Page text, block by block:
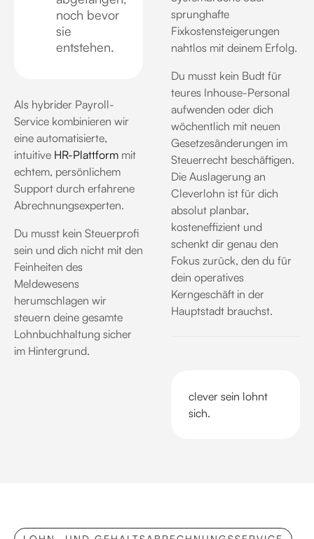
noch bevor
sie
entstehen.
Als hybrider Payroll-
Service kombinieren wir
eine automatisierte,
intuitive HR-Plattformmit
echtem, persönlichem
Support durch erfahrene
Abrechnungsexperten.
Du musst kein Steuerprofi
sein und dich nicht mit den
Feinheiten des
Meldewesens
herumschlagen wir
steuern deine gesamte
Lohnbuchhaltung sicher
im Hintergrund.
sprunghafte
Fixkostensteigerungen
nahtlos mit deinem Erfolg.
Du musst kein Budt für
teures Inhouse-Personal
aufwenden oder dich
wöchentlich mit neuen
Gesetzesänderungen im
Steuerrecht beschäftigen.
Die Auslagerung an
Cleverlohn ist für dich
absolut planbar,
kosteneffizient und
schenkt dir genau den
Fokus zurück, den du für
dein operatives
Kerngeschäft in der
Hauptstadt brauchst.
clever sein lohnt
sich.